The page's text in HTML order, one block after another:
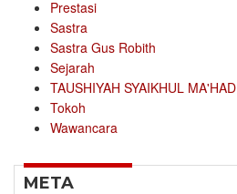
Prestasi
Sastra
Sastra Gus Robith
Sejarah
TAUSHIYAH SYAIKHUL MA'HAD
Tokoh
Wawancara
META